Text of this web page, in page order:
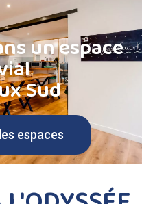
un espace
Sud
espaces